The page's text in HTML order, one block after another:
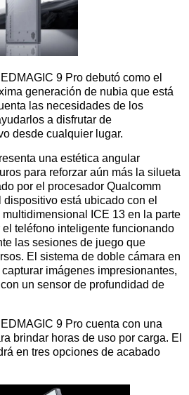
9 Pro debutó como el
generación de nubia que está
las necesidades de los
a disfrutar de
desde cualquier lugar.
una estética angular
para reforzar aún más la silueta
por el procesador Qualcomm
está ubicado con el
ICE 13 en la parte
teléfono inteligente funcionando
las sesiones de juego que
El sistema de doble cámara en
imágenes impresionantes,
un sensor de profundidad de
9 Pro cuenta con una
brindar horas de uso por carga. El
en tres opciones de acabado